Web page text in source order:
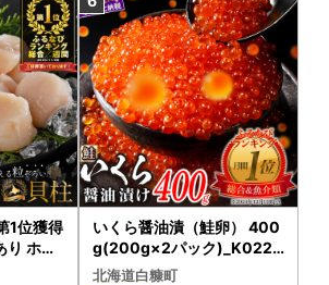
1位獲得
ホタ
立 貝柱
いくら醤油漬（鮭卵） 400
g(200g×2パック)_K022-
1676
北海道白糠町